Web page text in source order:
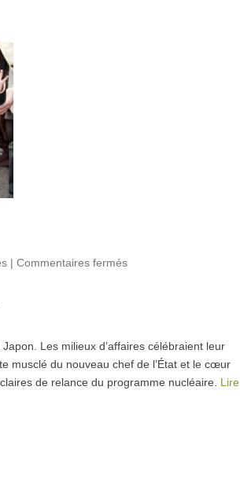
| Commentaires fermés
Les milieux d’affaires célébraient leur
musclé du nouveau chef de l’État et le cœur
de relance du programme nucléaire. Lire